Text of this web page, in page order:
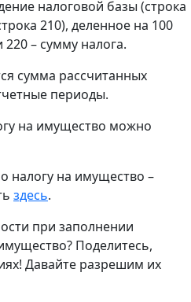
налоговой базы (строка
210), деленное на 100
– сумму налога.
сумма рассчитанных
периоды.
на имущество можно
налогу на имущество –
здесь.
при заполнении
Поделитесь,
Давайте разрешим их